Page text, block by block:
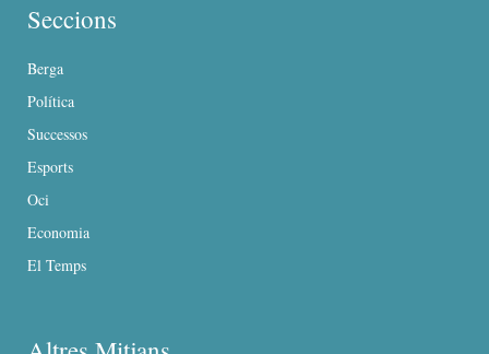
Seccions
Berga
Política
Successos
Esports
Oci
Economia
El Temps